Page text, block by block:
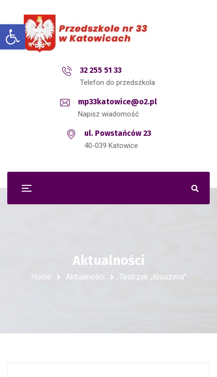
Open toolbar
32 255 51 33
Telefon do przedszkola
mp33katowice@o2.pl
Napisz wiadomość
ul. Powstańców 23
40-039 Katowice
Aktualności
Home Aktualności Teatrzyk „Kruszyna”